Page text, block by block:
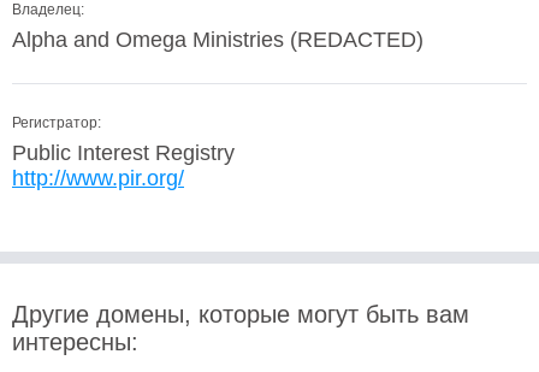
Владелец:
Alpha and Omega Ministries (REDACTED)
Регистратор:
Public Interest Registry
http://www.pir.org/
Другие домены, которые могут быть вам
интересны: